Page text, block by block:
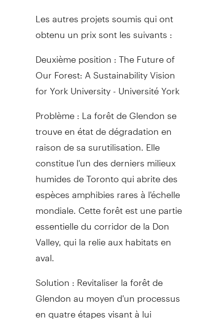
Les autres projets soumis qui ont
obtenu un prix sont les suivants :
Deuxième position : The Future of
Our Forest: A Sustainability Vision
for York University - Université York
Problème : La forêt de Glendon se
trouve en état de dégradation en
raison de sa surutilisation. Elle
constitue l'un des derniers milieux
humides de Toronto qui abrite des
espèces amphibies rares à l'échelle
mondiale. Cette forêt est une partie
essentielle du corridor de la Don
Valley, qui la relie aux habitats en
aval.
Solution : Revitaliser la forêt de
Glendon au moyen d'un processus
en quatre étapes visant à lui